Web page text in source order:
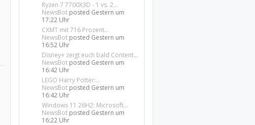
Ryzen 7 7700X3D - 1 vs. 2...
NewsBot posted Gestern um
17:22 Uhr
CXMT mit 716 Prozent...
NewsBot posted Gestern um
16:52 Uhr
Disney+ zeigt euch bald Content...
NewsBot posted Gestern um
16:42 Uhr
LEGO Harry Potter:...
NewsBot posted Gestern um
16:42 Uhr
Windows 11 26H2: Microsoft...
NewsBot posted Gestern um
16:22 Uhr